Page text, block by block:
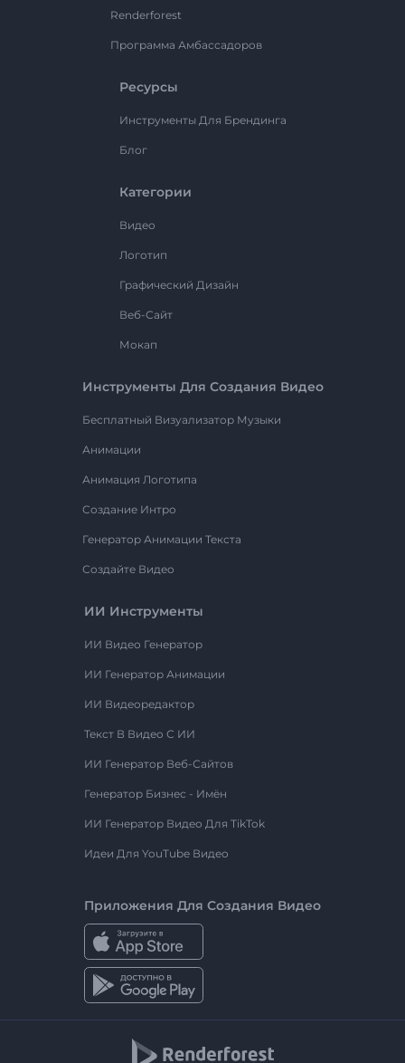
Renderforest
Программа Амбассадоров
Ресурсы
Инструменты Для Брендинга
Блог
Категории
Видео
Логотип
Графический Дизайн
Веб-Сайт
Мокап
Инструменты Для Создания Видео
Бесплатный Визуализатор Музыки
Анимации
Анимация Логотипа
Создание Интро
Генератор Анимации Текста
Создайте Видео
ИИ Инструменты
ИИ Видео Генератор
ИИ Генератор Анимации
ИИ Видеоредактор
Текст В Видео С ИИ
ИИ Генератор Веб-Сайтов
Генератор Бизнес - Имён
ИИ Генератор Видео Для TikTok
Идеи Для YouTube Видео
Приложения Для Создания Видео